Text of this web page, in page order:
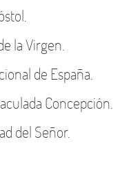
la Virgen.
de España.
Concepción.
del Señor.